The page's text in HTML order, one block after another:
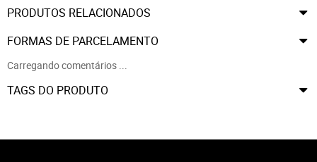
PRODUTOS RELACIONADOS
FORMAS DE PARCELAMENTO
Carregando comentários ...
TAGS DO PRODUTO